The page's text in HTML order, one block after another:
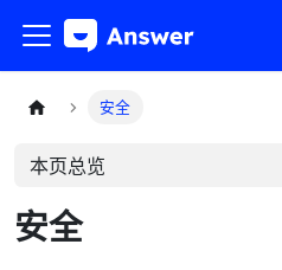
安全
本页总览
安全